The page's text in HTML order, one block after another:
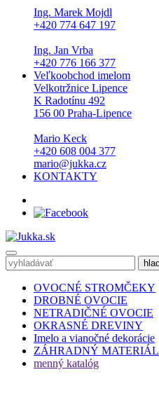
Ing. Marek Mojdl
+420 774 647 197
Ing. Jan Vrba
+420 776 166 377
Veľkoobchod imelom
Velkotržnice Lipence
K Radotínu 492
156 00 Praha-Lipence
Mario Keck
+420 608 004 377
mario@jukka.cz
KONTAKTY
OVOCNÉ STROMČEKY
DROBNÉ OVOCIE
NETRADIČNÉ OVOCIE
OKRASNÉ DREVINY
Imelo a vianočné dekorácie
ZÁHRADNÝ MATERIÁL
menný katalóg